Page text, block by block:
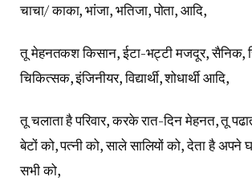
चाचा/ काका, भांजा, भतिजा, पोता, आदि,
तू मेहनतकश किसान, ईटा-भट्टी मजदूर, सैनिक,
चिकित्सक, इंजिनीयर, विद्यार्थी, शोधार्थी आदि,
तू चलाता है परिवार, करके रात-दिन मेहनत, तू
बेटों को, पत्नी को, साले सालियों को, देता है
सभी को,